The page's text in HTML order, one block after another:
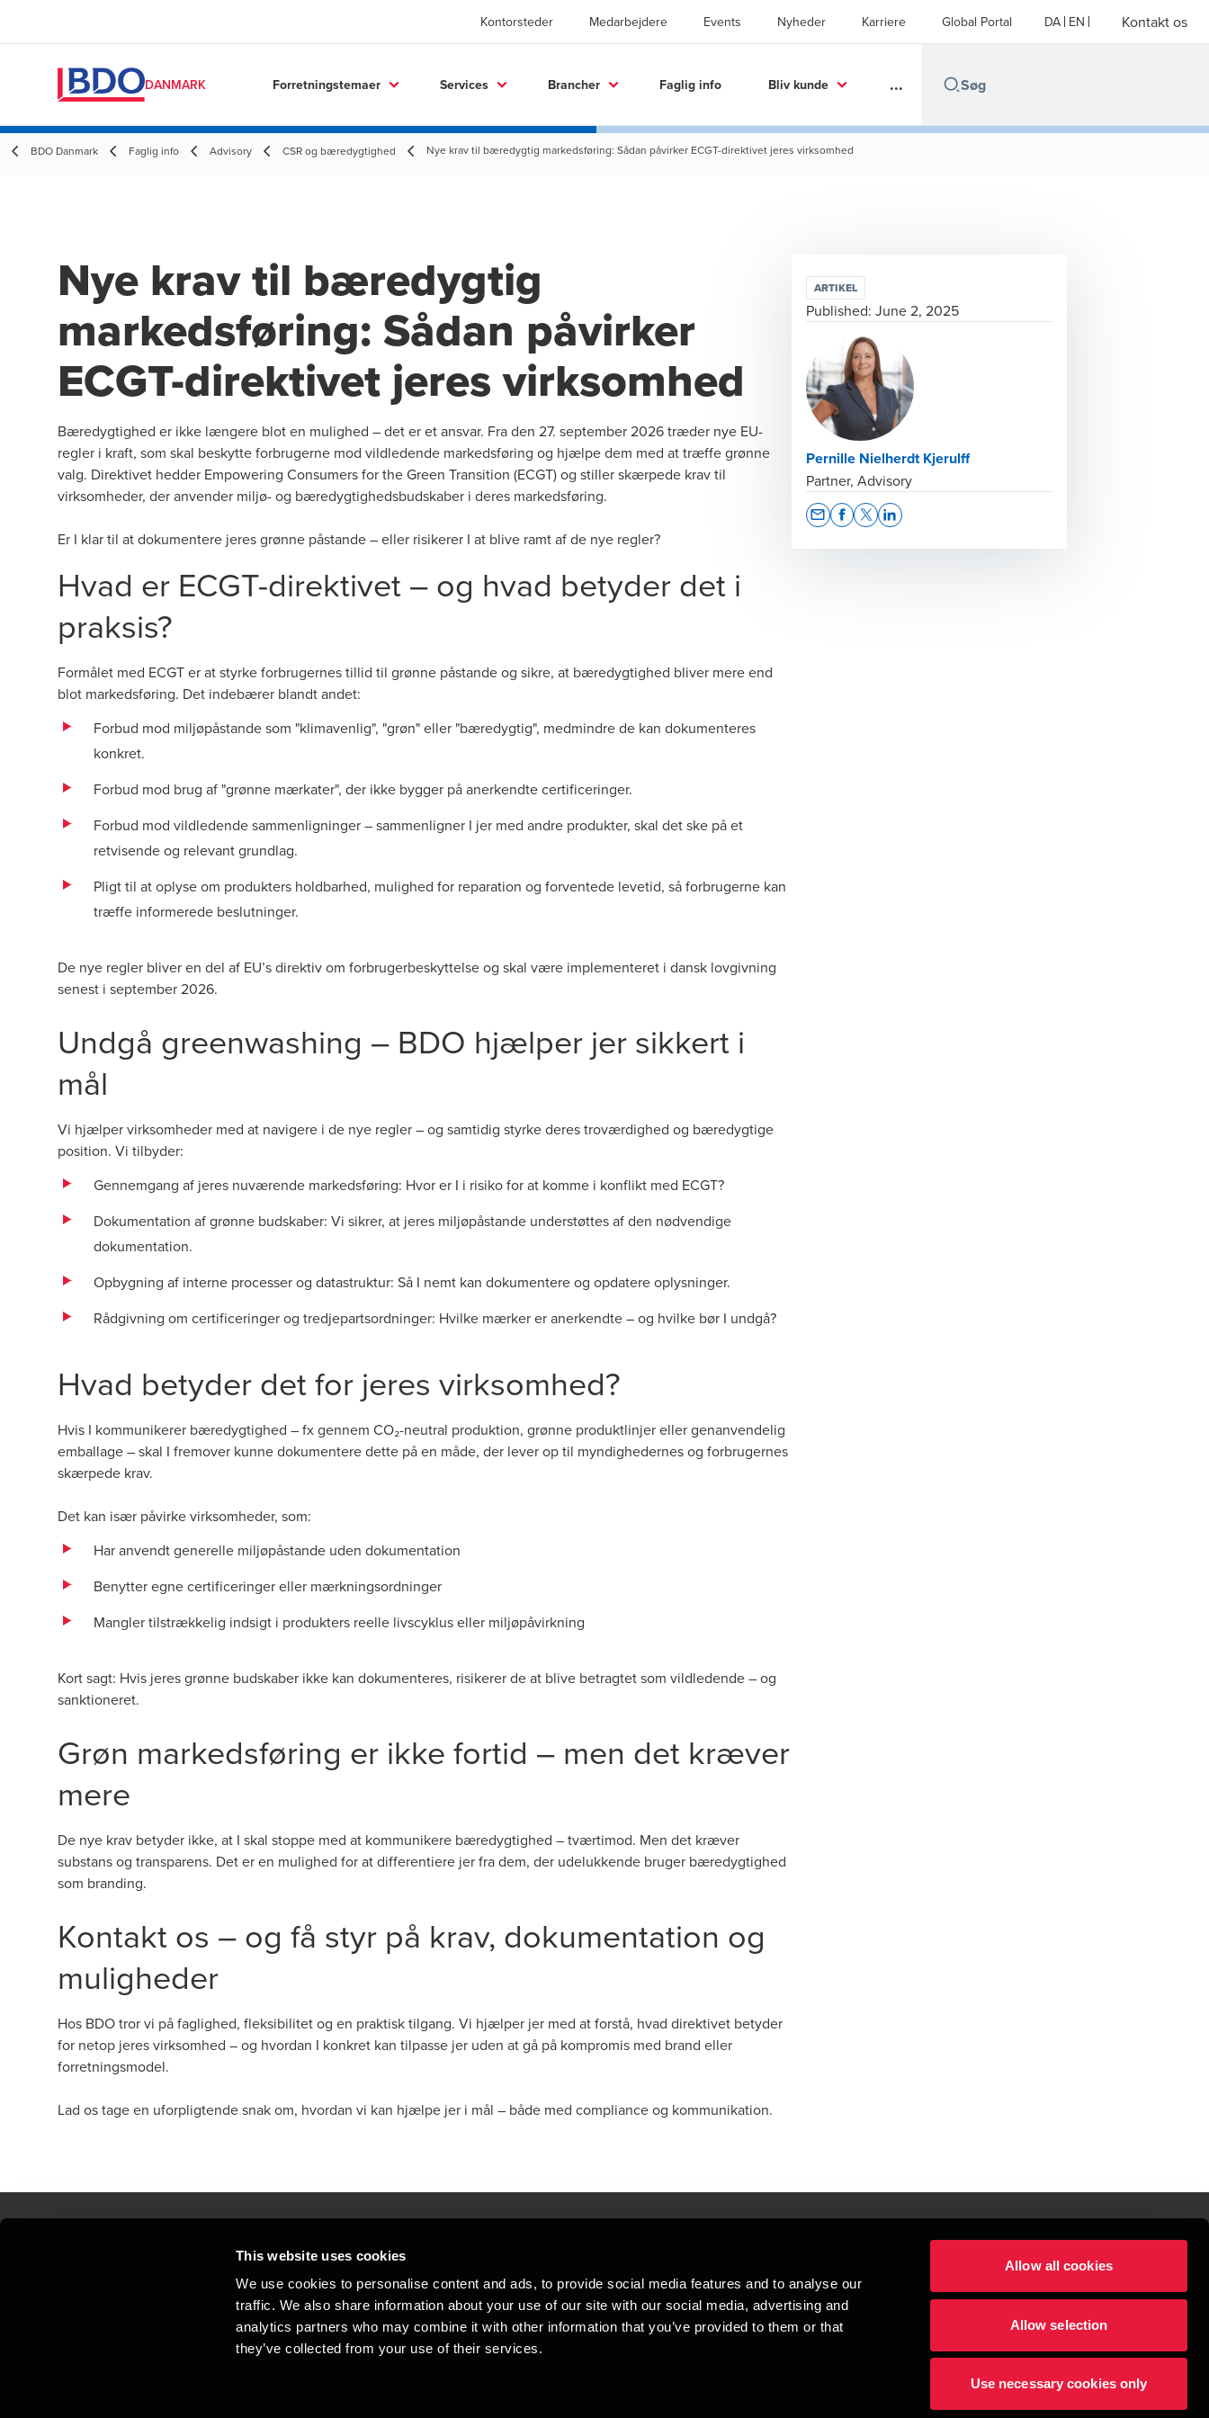
This website uses cookies
We use cookies to personalise content and ads, to provide social media features and to analyse our
traffic. We also share information about your use of our site with our social media, advertising and
analytics partners who may combine it with other information that you’ve provided to them or that
they’ve collected from your use of their services.
Allow all cookies
Allow selection
Use necessary cookies only
Kontorsteder Medarbejdere Events Nyheder Karriere Global Portal DA EN Kontakt os
DANMARK Forretningstemaer Services Brancher Faglig info Bliv kunde ...
BDO Danmark Faglig info Advisory CSR og bæredygtighed Nye krav til bæredygtig markedsføring: Sådan påvirker ECGT-direktivet jeres virksomhed
Nye krav til bæredygtig
markedsføring: Sådan påvirker
ECGT-direktivet jeres virksomhed
Bæredygtighed er ikke længere blot en mulighed – det er et ansvar. Fra den 27. september 2026 træder nye EU-
regler i kraft, som skal beskytte forbrugerne mod vildledende markedsføring og hjælpe dem med at træffe grønne
valg. Direktivet hedder Empowering Consumers for the Green Transition (ECGT) og stiller skærpede krav til
virksomheder, der anvender miljø- og bæredygtighedsbudskaber i deres markedsføring.
Er I klar til at dokumentere jeres grønne påstande – eller risikerer I at blive ramt af de nye regler?
Hvad er ECGT-direktivet – og hvad betyder det i
praksis?
Formålet med ECGT er at styrke forbrugernes tillid til grønne påstande og sikre, at bæredygtighed bliver mere end
blot markedsføring. Det indebærer blandt andet:
Forbud mod miljøpåstande som "klimavenlig", "grøn" eller "bæredygtig", medmindre de kan dokumenteres
konkret.
Forbud mod brug af "grønne mærkater", der ikke bygger på anerkendte certificeringer.
Forbud mod vildledende sammenligninger – sammenligner I jer med andre produkter, skal det ske på et
retvisende og relevant grundlag.
Pligt til at oplyse om produkters holdbarhed, mulighed for reparation og forventede levetid, så forbrugerne kan
træffe informerede beslutninger.
De nye regler bliver en del af EU’s direktiv om forbrugerbeskyttelse og skal være implementeret i dansk lovgivning
senest i september 2026.
Undgå greenwashing – BDO hjælper jer sikkert i
mål
Vi hjælper virksomheder med at navigere i de nye regler – og samtidig styrke deres troværdighed og bæredygtige
position. Vi tilbyder:
Gennemgang af jeres nuværende markedsføring: Hvor er I i risiko for at komme i konflikt med ECGT?
Dokumentation af grønne budskaber: Vi sikrer, at jeres miljøpåstande understøttes af den nødvendige
dokumentation.
Opbygning af interne processer og datastruktur: Så I nemt kan dokumentere og opdatere oplysninger.
Rådgivning om certificeringer og tredjepartsordninger: Hvilke mærker er anerkendte – og hvilke bør I undgå?
Hvad betyder det for jeres virksomhed?
Hvis I kommunikerer bæredygtighed – fx gennem CO₂-neutral produktion, grønne produktlinjer eller genanvendelig
emballage – skal I fremover kunne dokumentere dette på en måde, der lever op til myndighedernes og forbrugernes
skærpede krav.
Det kan især påvirke virksomheder, som:
Har anvendt generelle miljøpåstande uden dokumentation
Benytter egne certificeringer eller mærkningsordninger
Mangler tilstrækkelig indsigt i produkters reelle livscyklus eller miljøpåvirkning
Kort sagt: Hvis jeres grønne budskaber ikke kan dokumenteres, risikerer de at blive betragtet som vildledende – og
sanktioneret.
Grøn markedsføring er ikke fortid – men det kræver
mere
De nye krav betyder ikke, at I skal stoppe med at kommunikere bæredygtighed – tværtimod. Men det kræver
substans og transparens. Det er en mulighed for at differentiere jer fra dem, der udelukkende bruger bæredygtighed
som branding.
Kontakt os – og få styr på krav, dokumentation og
muligheder
Hos BDO tror vi på faglighed, fleksibilitet og en praktisk tilgang. Vi hjælper jer med at forstå, hvad direktivet betyder
for netop jeres virksomhed – og hvordan I konkret kan tilpasse jer uden at gå på kompromis med brand eller
forretningsmodel.
Lad os tage en uforpligtende snak om, hvordan vi kan hjælpe jer i mål – både med compliance og kommunikation.
ARTIKEL
Published: June 2, 2025
Pernille Nielherdt Kjerulff
Partner, Advisory
Kontorsteder
Juridisk og privatliv
Sitemap
Whistleblower
Mennesker, der hjælper mennesker
Vi mener, at enestående rådgivning begynder med at opbygge enestående relationer.
Copyright © 2026 BDO Statsautoriseret Revisionspartnerselskab, en danskejet rådgivnings- og revisionsvirksomhed,
er medlem af BDO International Limited - et UK-baseret selskab med begrænset hæftelse - og del af det internationale
BDO-netværk bestående af uafhængige medlemsfirmaer. BDO er varemærke for både BDO-netværket og for alle BDO
medlemsfirmaerne. BDO i Danmark beskæftiger mere end 1.800 medarbejdere, mens det verdensomspændende BDO-